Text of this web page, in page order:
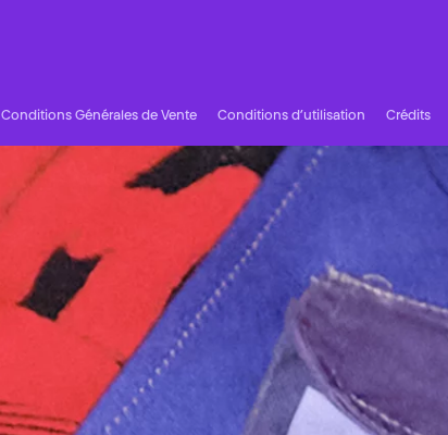
Conditions Générales de Vente Conditions d’utilisation Crédits